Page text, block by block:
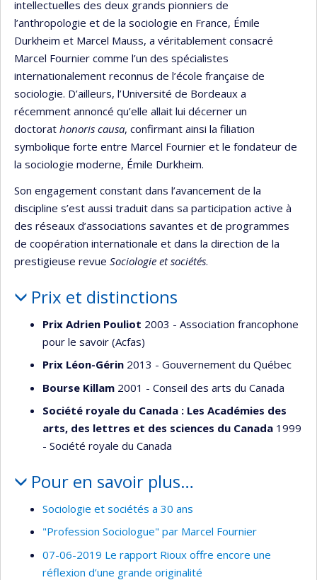
intellectuelles des deux grands pionniers de
l’anthropologie et de la sociologie en France, Émile
Durkheim et Marcel Mauss, a véritablement consacré
Marcel Fournier comme l’un des spécialistes
internationalement reconnus de l’école française de
sociologie. D’ailleurs, l’Université de Bordeaux a
récemment annoncé qu’elle allait lui décerner un
doctorat honoris causa, confirmant ainsi la filiation
symbolique forte entre Marcel Fournier et le fondateur de
la sociologie moderne, Émile Durkheim.
Son engagement constant dans l’avancement de la
discipline s’est aussi traduit dans sa participation active à
des réseaux d’associations savantes et de programmes
de coopération internationale et dans la direction de la
prestigieuse revue Sociologie et sociétés.
Prix et distinctions
Prix Adrien Pouliot 2003 - Association francophone
pour le savoir (Acfas)
Prix Léon-Gérin 2013 - Gouvernement du Québec
Bourse Killam 2001 - Conseil des arts du Canada
Société royale du Canada : Les Académies des
arts, des lettres et des sciences du Canada 1999
- Société royale du Canada
Pour en savoir plus…
Sociologie et sociétés a 30 ans
"Profession Sociologue" par Marcel Fournier
07-06-2019 Le rapport Rioux offre encore une
réflexion d’une grande originalité